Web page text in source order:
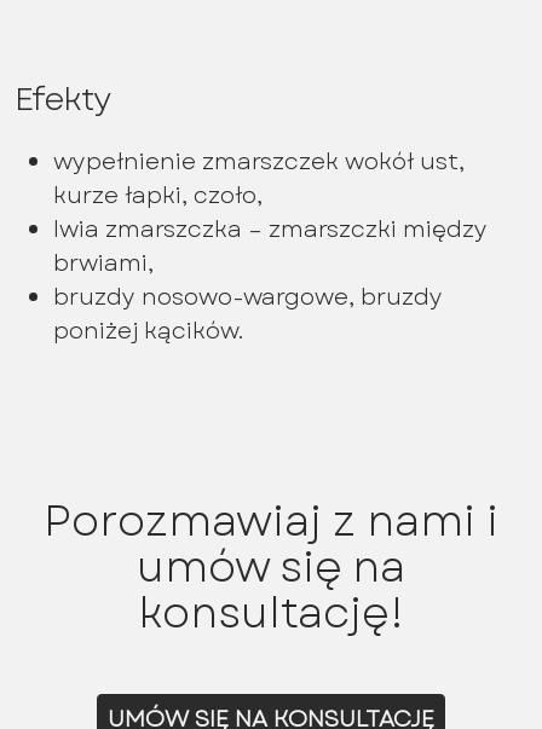
Efekty
wypełnienie zmarszczek wokół ust,
kurze łapki, czoło,
lwia zmarszczka – zmarszczki między
brwiami,
bruzdy nosowo-wargowe, bruzdy
poniżej kącików.
Porozmawiaj z nami i
umów się na
konsultację!
UMÓW SIĘ NA KONSULTACJĘ